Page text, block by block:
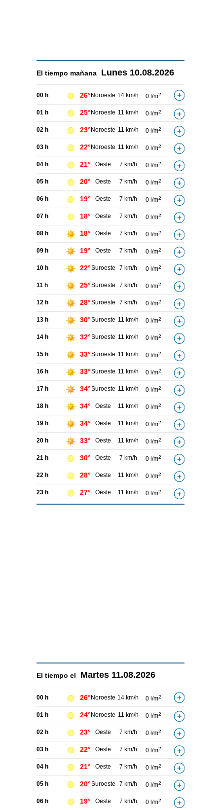
El tiempo mañana Lunes 10.08.2026
00 h 26° Noroeste 14 km/h 0 l/m2
01 h 25° Noroeste 11 km/h 0 l/m2
02 h 23° Noroeste 11 km/h 0 l/m2
03 h 22° Noroeste 11 km/h 0 l/m2
04 h 21° Oeste 7 km/h 0 l/m2
05 h 20° Oeste 7 km/h 0 l/m2
06 h 19° Oeste 7 km/h 0 l/m2
07 h 18° Oeste 7 km/h 0 l/m2
08 h 18° Oeste 7 km/h 0 l/m2
09 h 19° Oeste 7 km/h 0 l/m2
10 h 22°Suroeste 7 km/h 0 l/m2
11 h 25°Suroeste 7 km/h 0 l/m2
12 h 28°Suroeste 7 km/h 0 l/m2
13 h 30°Suroeste 11 km/h 0 l/m2
14 h 32°Suroeste 11 km/h 0 l/m2
15 h 33°Suroeste 11 km/h 0 l/m2
16 h 33°Suroeste 11 km/h 0 l/m2
17 h 34°Suroeste 11 km/h 0 l/m2
18 h 34° Oeste 11 km/h 0 l/m2
19 h 34° Oeste 11 km/h 0 l/m2
20 h 33° Oeste 11 km/h 0 l/m2
21 h 30° Oeste 7 km/h 0 l/m2
22 h 28° Oeste 11 km/h 0 l/m2
23 h 27° Oeste 11 km/h 0 l/m2
El tiempo el Martes 11.08.2026
00 h 26° Noroeste 14 km/h 0 l/m2
01 h 24° Noroeste 11 km/h 0 l/m2
02 h 23° Oeste 7 km/h 0 l/m2
03 h 22° Oeste 7 km/h 0 l/m2
04 h 21° Oeste 7 km/h 0 l/m2
05 h 20°Suroeste 7 km/h 0 l/m2
06 h 19° Oeste 7 km/h 0 l/m2